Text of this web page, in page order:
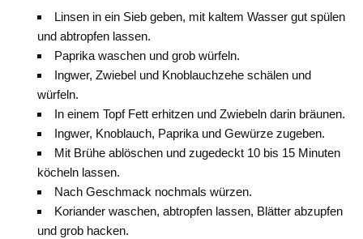
Linsen in ein Sieb geben, mit kaltem Wasser gut spülen
und abtropfen lassen.
Paprika waschen und grob würfeln.
Ingwer, Zwiebel und Knoblauchzehe schälen und
würfeln.
In einem Topf Fett erhitzen und Zwiebeln darin bräunen.
Ingwer, Knoblauch, Paprika und Gewürze zugeben.
Mit Brühe ablöschen und zugedeckt 10 bis 15 Minuten
köcheln lassen.
Nach Geschmack nochmals würzen.
Koriander waschen, abtropfen lassen, Blätter abzupfen
und grob hacken.